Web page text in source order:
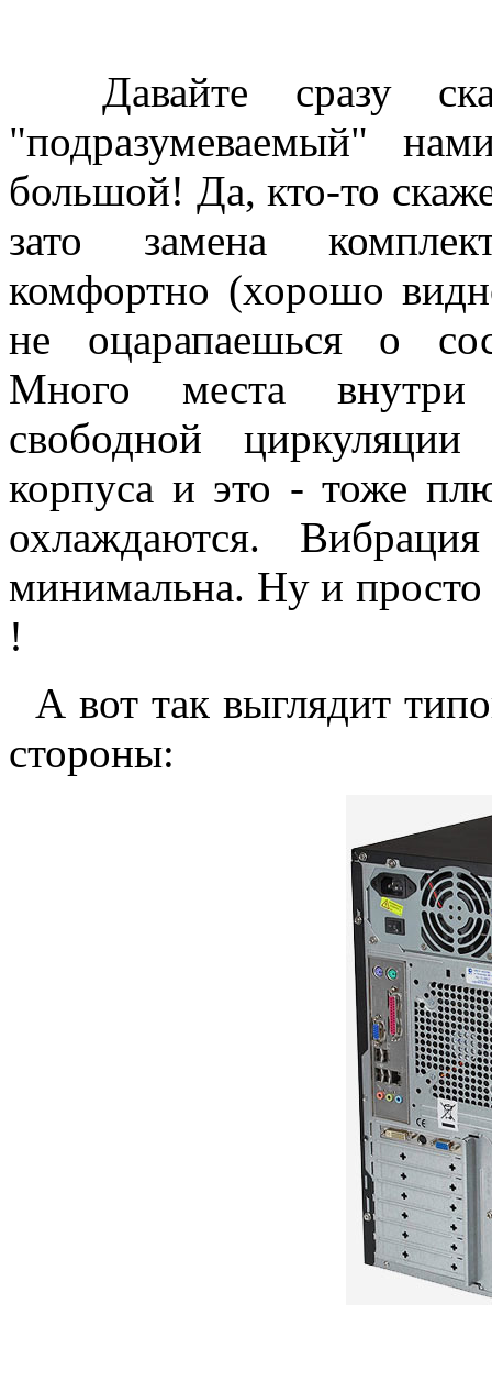
Давайте сразу
"подразумеваемый"
большой! Да, кто-то
зато замена
комфортно (хорошо
не оцарапаешься о
Много места внутри
свободной
корпуса и это - тоже
охлаждаются.
минимальна. Ну и просто
!
А вот так выглядит
стороны: